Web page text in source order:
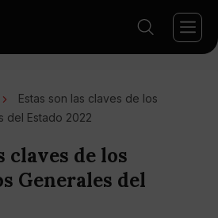
Estas son las claves de los
del Estado 2022
claves de los
Generales del